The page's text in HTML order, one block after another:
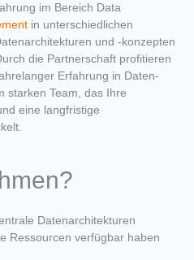
im Bereich Data
in unterschiedlichen
und -konzepten
die Partnerschaft profitieren
Erfahrung in Daten-
starken Team, das Ihre
eine langfristige
Datenarchitekturen
Ressourcen verfügbar haben